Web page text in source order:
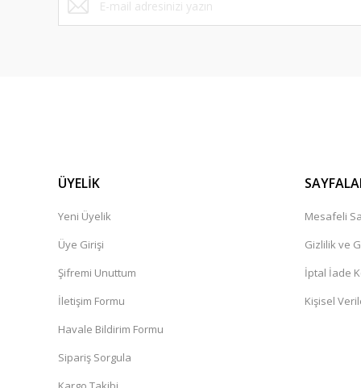
ÜYELİK
Yeni Üyelik
Üye Girişi
Şifremi Unuttum
İletişim Formu
Havale Bildirim Formu
Sipariş Sorgula
Mesafeli
Gizlilik ve
İptal İade
Kişisel